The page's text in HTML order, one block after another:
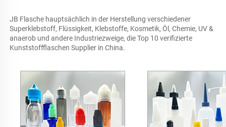
JB Flasche hauptsächlich in der Herstellung verschiedener
Superklebstoff, Flüssigkeit, Klebstoffe, Kosmetik, Öl, Chemie, UV &
anaerob und andere Industriezweige, die Top 10 verifizierte
Kunststoffflaschen Supplier in China.